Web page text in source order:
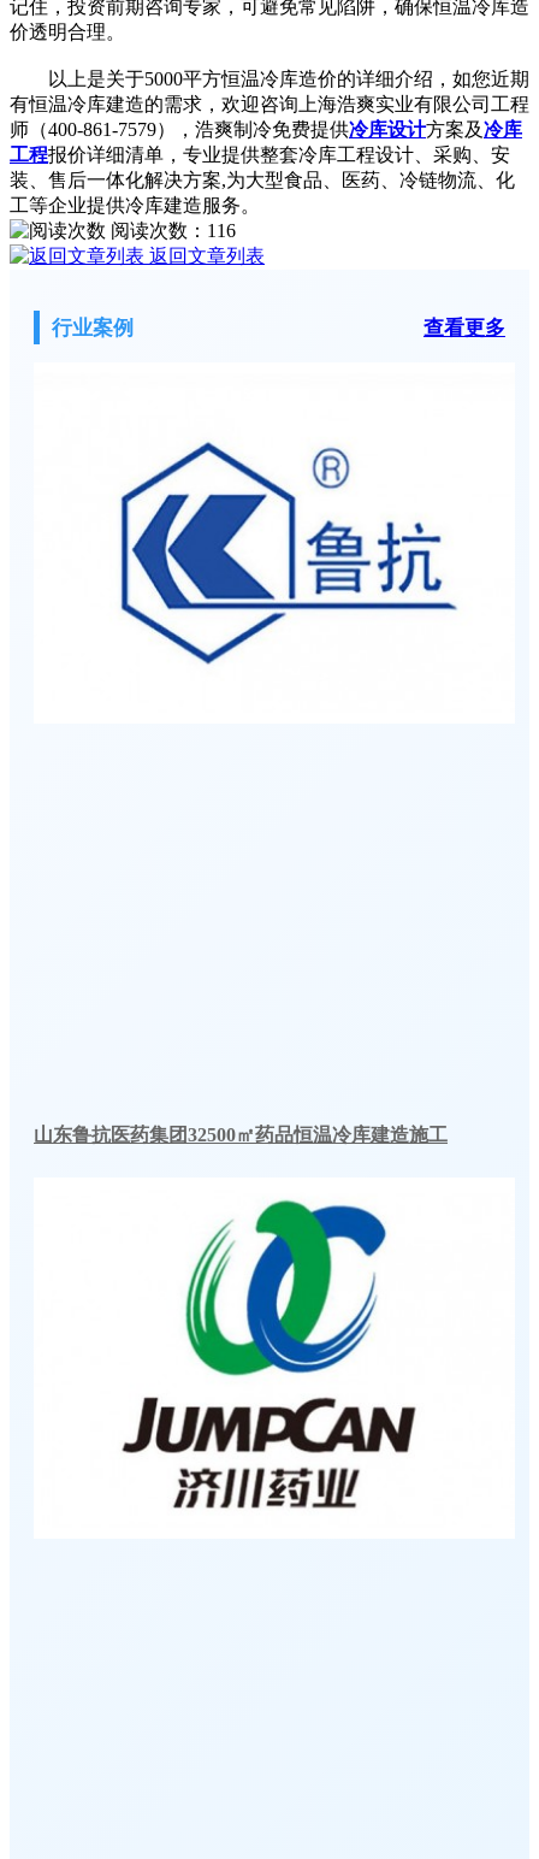
记住，投资前期咨询专家，可避免常见陷阱，确保恒温冷库造
价透明合理。
以上是关于5000平方恒温冷库造价的详细介绍，如您近期
有恒温冷库建造的需求，欢迎咨询上海浩爽实业有限公司工程
师（400-861-7579），浩爽制冷免费提供冷库设计方案及冷库
工程报价详细清单，专业提供整套冷库工程设计、采购、安
装、售后一体化解决方案,为大型食品、医药、冷链物流、化
工等企业提供冷库建造服务。
阅读次数： 116
返回文章列表
行业案例 查看更多
山东鲁抗医药集团32500㎡药品恒温冷库建造施工